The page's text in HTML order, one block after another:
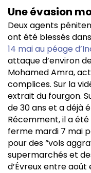
Une évasion
Deux agents
ont été blessés dans
14 mai au péage
attaque d’environ
Mohamed Amra,
complices. Sur la
extrait du fourgon.
de 30 ans et a déjà
Récemment, il a
ferme mardi 7 mai
pour des “vols
supermarchés et
d’Évreux entre août